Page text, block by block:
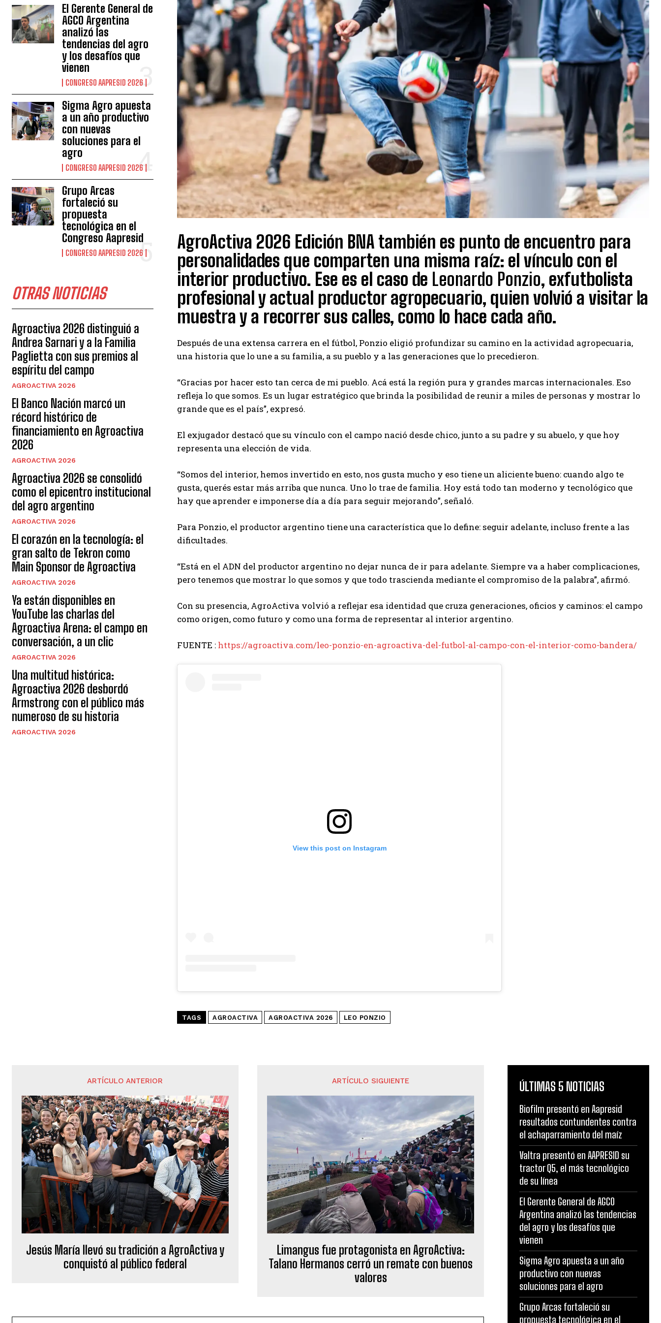
Suscribite al Newsletter
El Gerente General de
AGCO Argentina
analizó las
tendencias del agro
y los desafíos que
vienen
CONGRESO AAPRESID 2026
Sigma Agro apuesta
a un año productivo
con nuevas
soluciones para el
agro
CONGRESO AAPRESID 2026
Grupo Arcas
fortaleció su
propuesta
tecnológica en el
Congreso Aapresid
CONGRESO AAPRESID 2026
OTRAS NOTICIAS
Agroactiva 2026 distinguió a
Andrea Sarnari y a la Familia
Paglietta con sus premios al
espíritu del campo
AGROACTIVA 2026
El Banco Nación marcó un
récord histórico de
financiamiento en Agroactiva
2026
AGROACTIVA 2026
Agroactiva 2026 se consolidó
como el epicentro institucional
del agro argentino
AGROACTIVA 2026
El corazón en la tecnología: el
gran salto de Tekron como
Main Sponsor de Agroactiva
AGROACTIVA 2026
Ya están disponibles en
YouTube las charlas del
Agroactiva Arena: el campo en
conversación, a un clic
AGROACTIVA 2026
Una multitud histórica:
Agroactiva 2026 desbordó
Armstrong con el público más
numeroso de su historia
AGROACTIVA 2026
AgroActiva 2026 Edición BNA también es punto de encuentro para
personalidades que comparten una misma raíz: el vínculo con el
interior productivo. Ese es el caso de Leonardo Ponzio, exfutbolista
profesional y actual productor agropecuario, quien volvió a visitar la
muestra y a recorrer sus calles, como lo hace cada año.
Después de una extensa carrera en el fútbol, Ponzio eligió profundizar su camino en la actividad agropecuaria,
una historia que lo une a su familia, a su pueblo y a las generaciones que lo precedieron.
“Gracias por hacer esto tan cerca de mi pueblo. Acá está la región pura y grandes marcas internacionales. Eso
refleja lo que somos. Es un lugar estratégico que brinda la posibilidad de reunir a miles de personas y mostrar lo
grande que es el país”, expresó.
El exjugador destacó que su vínculo con el campo nació desde chico, junto a su padre y su abuelo, y que hoy
representa una elección de vida.
“Somos del interior, hemos invertido en esto, nos gusta mucho y eso tiene un aliciente bueno: cuando algo te
gusta, querés estar más arriba que nunca. Uno lo trae de familia. Hoy está todo tan moderno y tecnológico que
hay que aprender e imponerse día a día para seguir mejorando”, señaló.
Para Ponzio, el productor argentino tiene una característica que lo define: seguir adelante, incluso frente a las
dificultades.
“Está en el ADN del productor argentino no dejar nunca de ir para adelante. Siempre va a haber complicaciones,
pero tenemos que mostrar lo que somos y que todo trascienda mediante el compromiso de la palabra”, afirmó.
Con su presencia, AgroActiva volvió a reflejar esa identidad que cruza generaciones, oficios y caminos: el campo
como origen, como futuro y como una forma de representar al interior argentino.
FUENTE : https://agroactiva.com/leo-ponzio-en-agroactiva-del-futbol-al-campo-con-el-interior-como-bandera/
View this post on Instagram
TAGS AGROACTIVA AGROACTIVA 2026 LEO PONZIO
ARTÍCULO ANTERIOR
Jesús María llevó su tradición a AgroActiva y
conquistó al público federal
ARTÍCULO SIGUIENTE
Limangus fue protagonista en AgroActiva:
Talano Hermanos cerró un remate con buenos
valores
ÚLTIMAS 5 NOTICIAS
Biofilm presentó en Aapresid
resultados contundentes contra
el achaparramiento del maíz
Valtra presentó en AAPRESID su
tractor Q5, el más tecnológico
de su línea
El Gerente General de AGCO
Argentina analizó las tendencias
del agro y los desafíos que
vienen
Sigma Agro apuesta a un año
productivo con nuevas
soluciones para el agro
Grupo Arcas fortaleció su
propuesta tecnológica en el